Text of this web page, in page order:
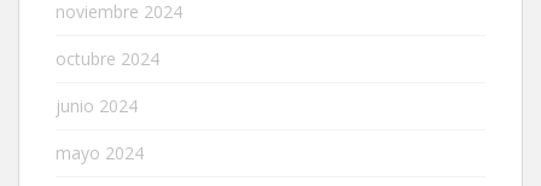
noviembre 2024
octubre 2024
junio 2024
mayo 2024